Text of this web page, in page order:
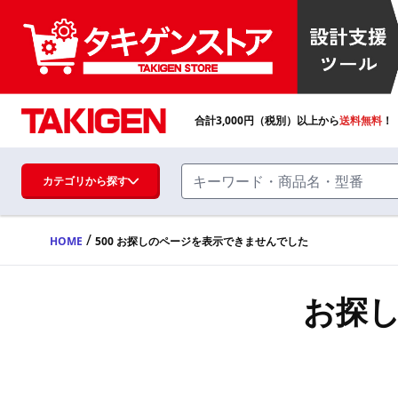
ハンドル・取手・つまみ・周辺機器
FA・A
合計3,000円（税別）以上から送料無料
カテゴリから探す
HOME / 500 お探しのページを表示できませんでした
お探